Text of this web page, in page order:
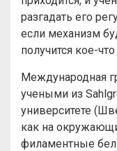
разгадать его
если механизм
получится кое-
Международная
учеными из
университете
как на
филаментные